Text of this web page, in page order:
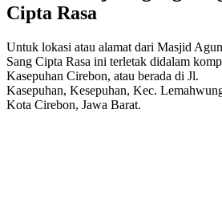
Cipta Rasa
Untuk lokasi atau alamat dari Masjid
Sang Cipta Rasa ini terletak didalam
Kasepuhan Cirebon, atau berada di Jl.
Kasepuhan, Kesepuhan, Kec.
Kota Cirebon, Jawa Barat.